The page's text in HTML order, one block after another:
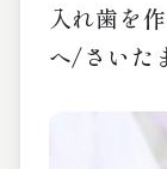
入れ歯を
へ/さいた